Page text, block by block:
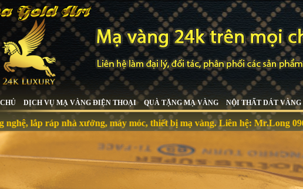
DỊCH VỤ MẠ VÀNG ĐIỆN THOẠI QUÀ TẶNG MẠ VÀNG NỘI THẤT DÁT VÀNG
ráp nhà xưởng, máy móc, thiết bị mạ vàng. Liên hệ:Mr.Long